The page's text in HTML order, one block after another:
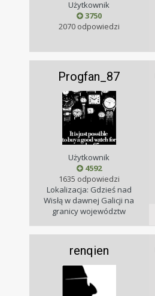
Użytkownik
3750
2070 odpowiedzi
Progfan_87
Użytkownik
4592
1635 odpowiedzi
Lokalizacja: Gdzieś nad
Wisłą w dawnej Galicji na
granicy województw
renqien